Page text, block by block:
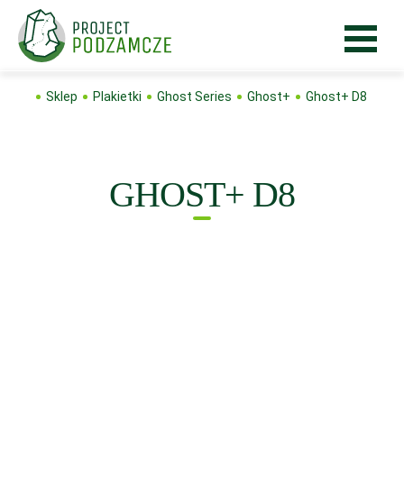
Sklep Plakietki Ghost Series Ghost+ Ghost+ D8
GHOST+ D8